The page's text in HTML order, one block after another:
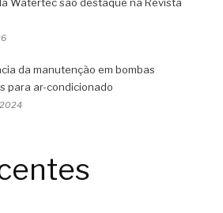
Watertec são destaque na Revista
da manutenção em bombas
para ar-condicionado